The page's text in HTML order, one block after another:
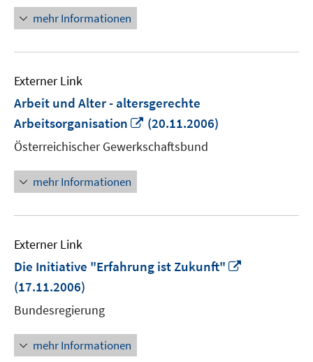
mehr Informationen
Externer Link
Arbeit und Alter - altersgerechte
Arbeitsorganisation
In
neuem
Fenster
(20.11.2006)
Österreichischer Gewerkschaftsbund
mehr Informationen
Externer Link
Die Initiative "Erfahrung ist Zukunft"
(17.11.2006)
Bundesregierung
mehr Informationen